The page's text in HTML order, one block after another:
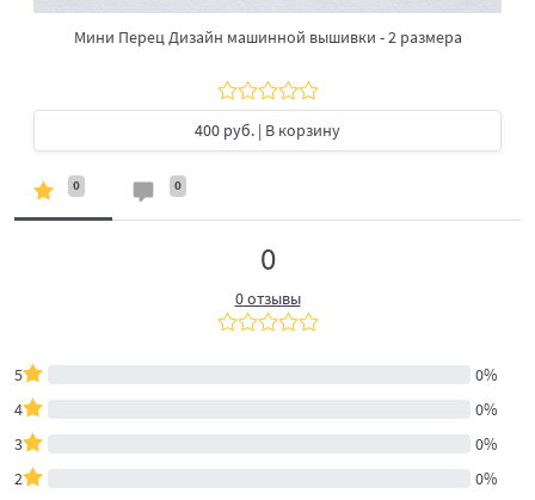
Мини Перец Дизайн машинной вышивки - 2 размера
400 руб. | В корзину
0 0
0
0 отзывы
5
0%
4
0%
3
0%
2
0%